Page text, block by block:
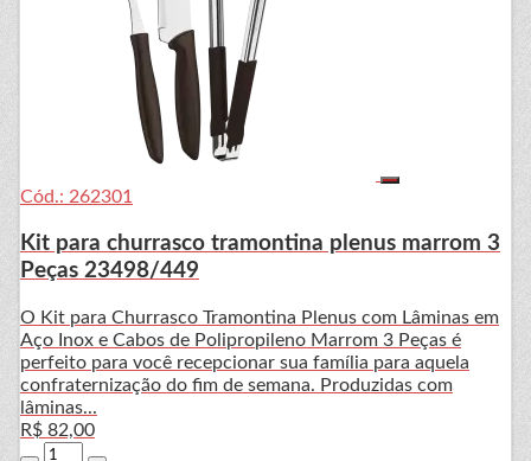
Cód.: 262301
Kit para churrasco tramontina plenus marrom 3
Peças 23498/449
O Kit para Churrasco Tramontina Plenus com Lâminas em
Aço Inox e Cabos de Polipropileno Marrom 3 Peças é
perfeito para você recepcionar sua família para aquela
confraternização do fim de semana. Produzidas com
lâminas...
R$ 82,00